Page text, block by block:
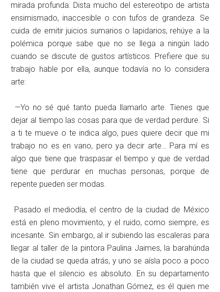
mirada profunda. Dista mucho del estereotipo de artista
ensimismado, inaccesible o con tufos de grandeza. Se
cuida de emitir juicios sumarios o lapidarios, rehúye a la
polémica porque sabe que no se llega a ningún lado
cuando se discute de gustos artísticos. Prefiere que su
trabajo hable por ella, aunque todavía no lo considera
arte:
—Yo no sé qué tanto pueda llamarlo arte. Tienes que
dejar al tiempo las cosas para que de verdad perdure. Si
a ti te mueve o te indica algo, pues quiere decir que mi
trabajo no es en vano, pero ya decir arte… Para mí es
algo que tiene que traspasar el tiempo y que de verdad
tiene que perdurar en muchas personas, porque de
repente pueden ser modas.
Pasado el mediodía, el centro de la ciudad de México
está en pleno movimiento, y el ruido, como siempre, es
incesante. Sin embargo, al ir subiendo las escaleras para
llegar al taller de la pintora Paulina Jaimes, la barahúnda
de la ciudad se queda atrás, y uno se aísla poco a poco
hasta que el silencio es absoluto. En su departamento
también vive el artista Jonathan Gómez, es él quien me